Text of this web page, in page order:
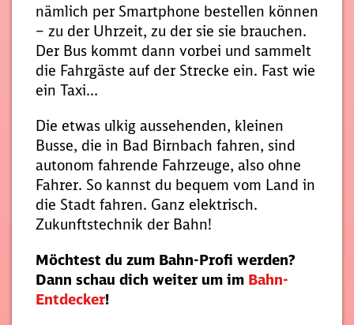
nämlich per Smartphone bestellen können
– zu der Uhrzeit, zu der sie sie brauchen.
Der Bus kommt dann vorbei und sammelt
die Fahrgäste auf der Strecke ein. Fast wie
ein Taxi…
Die etwas ulkig aussehenden, kleinen
Busse, die in Bad Birnbach fahren, sind
autonom fahrende Fahrzeuge, also ohne
Fahrer. So kannst du bequem vom Land in
die Stadt fahren. Ganz elektrisch.
Zukunftstechnik der Bahn!
Möchtest du zum Bahn-Profi werden?
Dann schau dich weiter um im Bahn-
Entdecker!